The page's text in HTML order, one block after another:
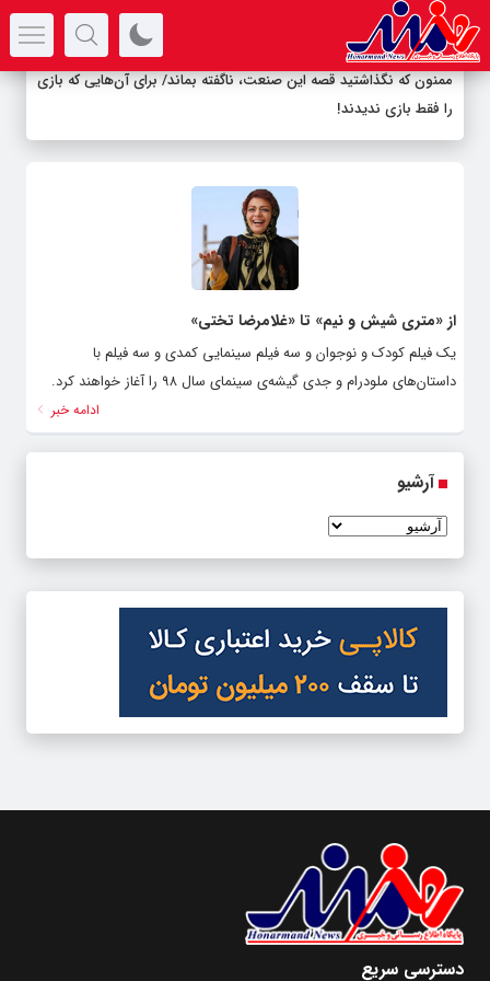
ممنون که نگذاشتید قصه این صنعت، ناگفته بماند/ برای آن‌هایی که بازی
را فقط بازی ندیدند!
از «متری شیش و نیم» تا «غلامرضا تختی»
یک فیلم کودک و نوجوان و سه فیلم سینمایی کمدی و سه فیلم با
داستان‌های ملودرام و جدی گیشه‌ی سینمای سال ۹۸ را آغاز خواهند کرد.
ادامه خبر
آرشیو
دسترسی سریع